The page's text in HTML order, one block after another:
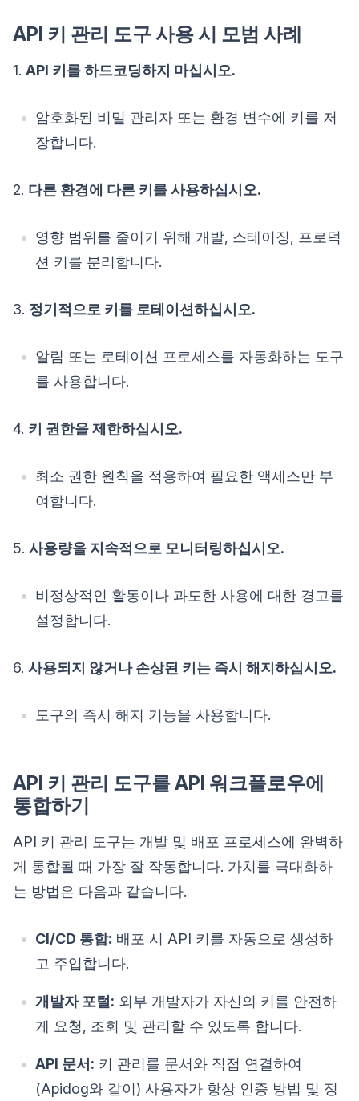
API 키 관리 도구 사용 시 모범 사례
1. API 키를 하드코딩하지 마십시오.
암호화된 비밀 관리자 또는 환경 변수에 키를 저
장합니다.
2. 다른 환경에 다른 키를 사용하십시오.
영향 범위를 줄이기 위해 개발, 스테이징, 프로덕
션 키를 분리합니다.
3. 정기적으로 키를 로테이션하십시오.
알림 또는 로테이션 프로세스를 자동화하는 도구
를 사용합니다.
4. 키 권한을 제한하십시오.
최소 권한 원칙을 적용하여 필요한 액세스만 부
여합니다.
5. 사용량을 지속적으로 모니터링하십시오.
비정상적인 활동이나 과도한 사용에 대한 경고를
설정합니다.
6. 사용되지 않거나 손상된 키는 즉시 해지하십시오.
도구의 즉시 해지 기능을 사용합니다.
API 키 관리 도구를 API 워크플로우에
통합하기
API 키 관리 도구는 개발 및 배포 프로세스에 완벽하
게 통합될 때 가장 잘 작동합니다. 가치를 극대화하
는 방법은 다음과 같습니다.
CI/CD 통합: 배포 시 API 키를 자동으로 생성하
고 주입합니다.
개발자 포털: 외부 개발자가 자신의 키를 안전하
게 요청, 조회 및 관리할 수 있도록 합니다.
API 문서: 키 관리를 문서와 직접 연결하여
(Apidog와 같이) 사용자가 항상 인증 방법 및 정